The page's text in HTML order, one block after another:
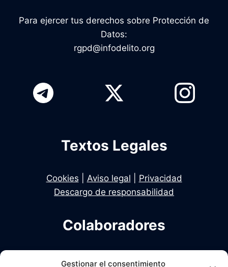
Gestionar el consentimiento
Para ejercer tus derechos sobre Protección de
Datos:
rgpd@infodelito.org
Textos Legales
Cookies Aviso legal
Privacidad
Descargo de responsabilidad
Colaboradores
Infodelito es una iniciativa de Dekhan y Alcalde